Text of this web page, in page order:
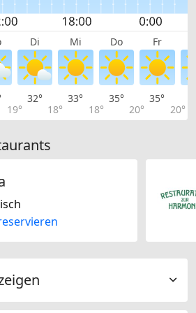
Di Mi Do Fr
19°
32°
18°
33°
18°
35°
20°
35°
20°